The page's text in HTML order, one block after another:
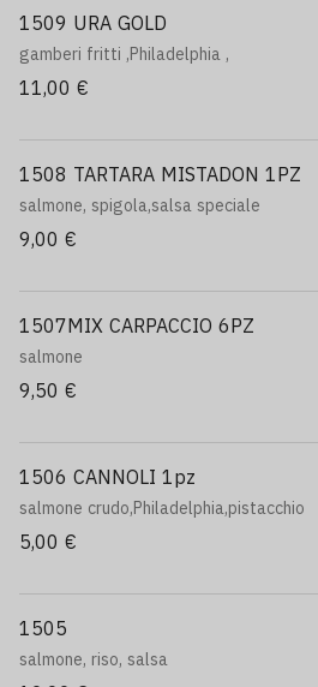
1509 URA GOLD
gamberi fritti ,Philadelphia ,
11,00 €
1508 TARTARA MISTADON 1PZ
salmone, spigola,salsa speciale
9,00 €
1507MIX CARPACCIO 6PZ
salmone
9,50 €
1506 CANNOLI 1pz
salmone crudo,Philadelphia,pistacchio
5,00 €
1505
salmone, riso, salsa